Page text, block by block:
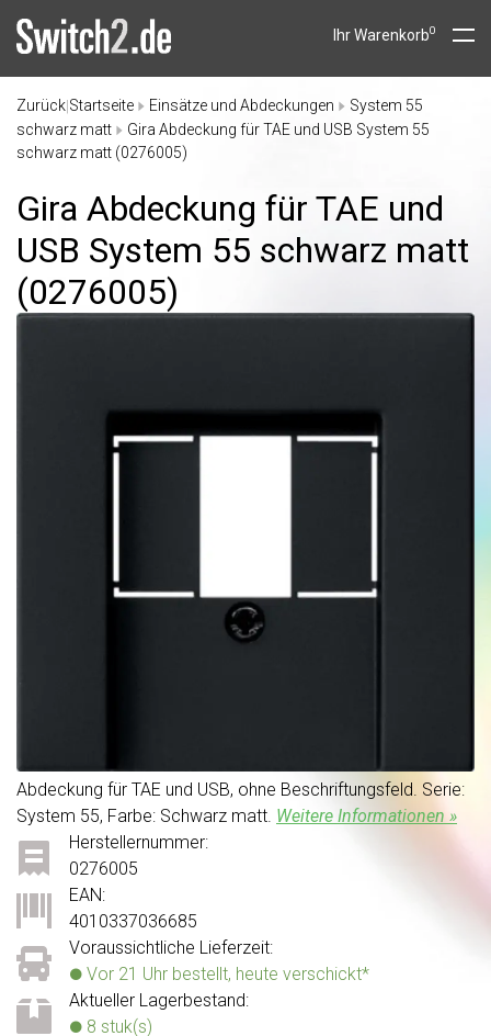
Ihr Warenkorb0
Zurück Startseite Einsätze und Abdeckungen
System 55
schwarz matt
Gira Abdeckung für TAE und USB System 55
schwarz matt (0276005)
Gira Abdeckung für TAE und
USB System 55 schwarz matt
(0276005)
Abdeckung für TAE und USB, ohne Beschriftungsfeld. Serie:
System 55, Farbe: Schwarz matt. Weitere Informationen »
Voraussichtliche Lieferzeit:
Vor 21 Uhr bestellt, heute verschickt*
Aktueller Lagerbestand:
8 stuk(s)
Herstellernummer:
0276005
EAN:
4010337036685